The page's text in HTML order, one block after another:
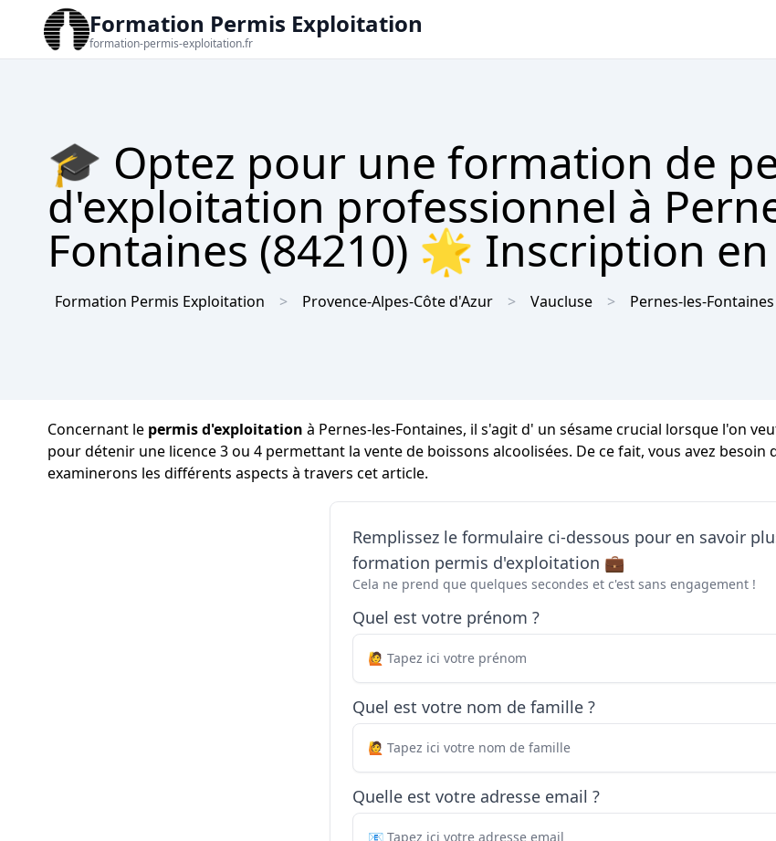
Formation Permis Exploitation
formation-permis-exploitation.fr
🎓 Optez pour une formation de
d'exploitation professionnel à
Fontaines (84210) 🌟 Inscription
Formation Permis Exploitation Provence-Alpes-Côte d'Azur Vaucluse Pernes-les-Fontaines
Concernant le permis d'exploitation à Pernes-les-Fontaines, il s'agit d' un sésame crucial lorsque l'on
pour détenir une licence 3 ou 4 permettant la vente de boissons alcoolisées. De ce fait, vous avez
examinerons les différents aspects à travers cet article.
Remplissez le formulaire ci-dessous pour en savoir
formation permis d'exploitation 💼
Cela ne prend que quelques secondes et c'est sans engagement !
Quel est votre prénom ?
Quel est votre nom de famille ?
Quelle est votre adresse email ?